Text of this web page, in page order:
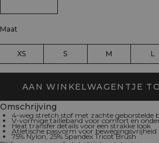
Maat
XS S M L
AAN WINKELWAGENTJE
Omschrijving
4-weg stretch stof met zachte geborstelde
V-vormige tailleband voor comfort en
Heat transfer details voor een strakke look
Atletische pasvorm voor bewegingsvrijheid
75% Nylon, 25% Spandex Tricot Brush